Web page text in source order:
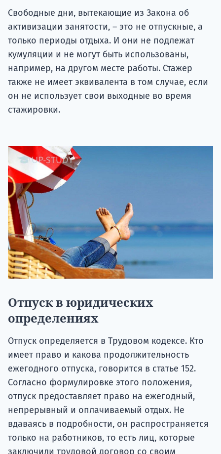
Свободные дни, вытекающие из Закона об
активизации занятости, – это не отпускные, а
только периоды отдыха. И они не подлежат
кумуляции и не могут быть использованы,
например, на другом месте работы. Стажер
также не имеет эквивалента в том случае, если
он не использует свои выходные во время
стажировки.
Отпуск в юридических
определениях
Отпуск определяется в Трудовом кодексе. Кто
имеет право и какова продолжительность
ежегодного отпуска, говорится в статье 152.
Согласно формулировке этого положения,
отпуск предоставляет право на ежегодный,
непрерывный и оплачиваемый отдых. Не
вдаваясь в подробности, он распространяется
только на работников, то есть лиц, которые
заключили трудовой договор со своим